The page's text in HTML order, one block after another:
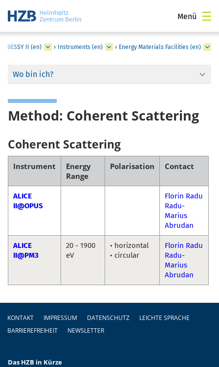
Menü
BESSY II (en) › Instruments (en) › Energy Materials Facilities (en)
Wo bin ich?
Method: Coherent Scattering
Coherent Scattering
Instrument
Energy
Range
Polarisation Contact
ALICE
II@OPUS
Florin Radu
Radu-
Marius
Abrudan
ALICE
II@PM3
20 - 1900
eV
• horizontal
• circular
Florin Radu
Radu-
Marius
Abrudan
Fußzeile
KONTAKT IMPRESSUM DATENSCHUTZ
LEICHTE SPRACHE
BARRIEREFREIHEIT
NEWSLETTER
Das HZB in Kürze